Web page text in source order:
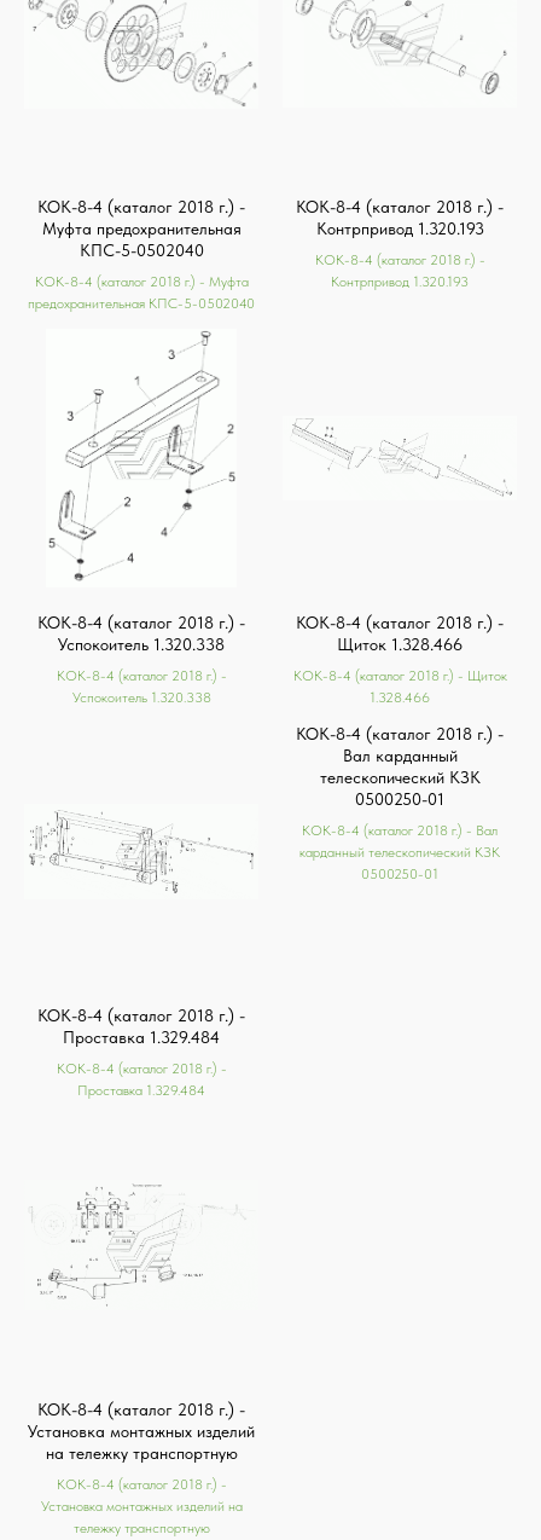
КОК-8-4 (каталог 2018 г.) -
Муфта предохранительная
КПС-5-0502040
КОК-8-4 (каталог 2018 г.) - Муфта
предохранительная КПС-5-0502040
КОК-8-4 (каталог 2018 г.) -
Контрпривод 1.320.193
КОК-8-4 (каталог 2018 г.) -
Контрпривод 1.320.193
КОК-8-4 (каталог 2018 г.) -
Успокоитель 1.320.338
КОК-8-4 (каталог 2018 г.) -
Успокоитель 1.320.338
КОК-8-4 (каталог 2018 г.) -
Щиток 1.328.466
КОК-8-4 (каталог 2018 г.) - Щиток
1.328.466
КОК-8-4 (каталог 2018 г.) -
Проставка 1.329.484
КОК-8-4 (каталог 2018 г.) -
Проставка 1.329.484
КОК-8-4 (каталог 2018 г.) -
Вал карданный
телескопический КЗК
0500250-01
КОК-8-4 (каталог 2018 г.) - Вал
карданный телескопический КЗК
0500250-01
КОК-8-4 (каталог 2018 г.) -
Установка монтажных изделий
на тележку транспортную
КОК-8-4 (каталог 2018 г.) -
Установка монтажных изделий на
тележку транспортную